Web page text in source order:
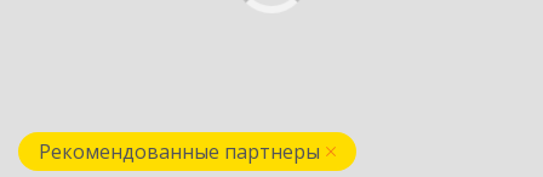
Рекомендованные партнеры